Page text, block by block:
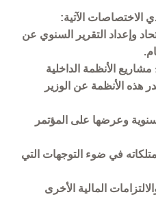
وإعداد التقرير السنوي عن
مشاريع الأنظمة الداخلية
هذه الأنظمة عن الوزير
وعرضها على المؤتمر
في ضوء التوجهات التي
المالية الأخرى